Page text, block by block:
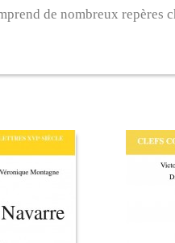
de nombreux repères